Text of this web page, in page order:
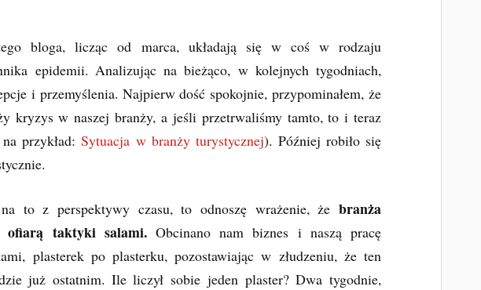
bloga, licząc od marca, układają się w coś w rodzaju
epidemii. Analizując na bieżąco, w kolejnych tygodniach,
i przemyślenia. Najpierw dość spokojnie, przypominałem, że
kryzys w naszej branży, a jeśli przetrwaliśmy tamto, to i teraz
przykład:Sytuacja w branży turystycznej). Później robiło się
to z perspektywy czasu, to odnoszę wrażenie, żebranża
ofiarą taktyki salami.Obcinano nam biznes i naszą pracę
plasterek po plasterku, pozostawiając w złudzeniu, że ten
już ostatnim. Ile liczył sobie jeden plaster? Dwa tygodnie,